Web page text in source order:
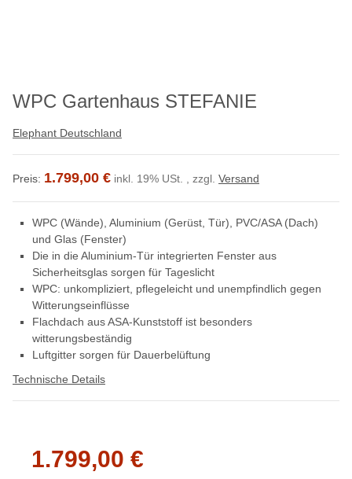
WPC Gartenhaus STEFANIE
Elephant Deutschland
Preis: 1.799,00 € inkl. 19% USt. , zzgl. Versand
WPC (Wände), Aluminium (Gerüst, Tür), PVC/ASA (Dach)
und Glas (Fenster)
Die in die Aluminium-Tür integrierten Fenster aus
Sicherheitsglas sorgen für Tageslicht
WPC: unkompliziert, pflegeleicht und unempfindlich gegen
Witterungseinflüsse
Flachdach aus ASA-Kunststoff ist besonders
witterungsbeständig
Luftgitter sorgen für Dauerbelüftung
Technische Details
1.799,00 €